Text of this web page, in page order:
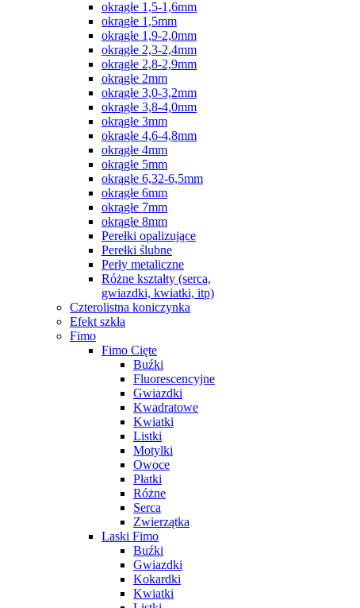
okrągłe 1,5-1,6mm
okrągłe 1,5mm
okrągłe 1,9-2,0mm
okrągłe 2,3-2,4mm
okrągłe 2,8-2,9mm
okrągłe 2mm
okrągłe 3,0-3,2mm
okrągłe 3,8-4,0mm
okrągłe 3mm
okrągłe 4,6-4,8mm
okrągłe 4mm
okrągłe 5mm
okrągłe 6,32-6,5mm
okrągłe 6mm
okrągłe 7mm
okrągłe 8mm
Perełki opalizujące
Perełki ślubne
Perły metaliczne
Różne kształty (serca,
gwiazdki, kwiatki, itp)
Czterolistna koniczynka
Efekt szkła
Fimo
Fimo Cięte
Buźki
Fluorescencyjne
Gwiazdki
Kwadratowe
Kwiatki
Listki
Motylki
Owoce
Płatki
Różne
Serca
Zwierzątka
Laski Fimo
Buźki
Gwiazdki
Kokardki
Kwiatki